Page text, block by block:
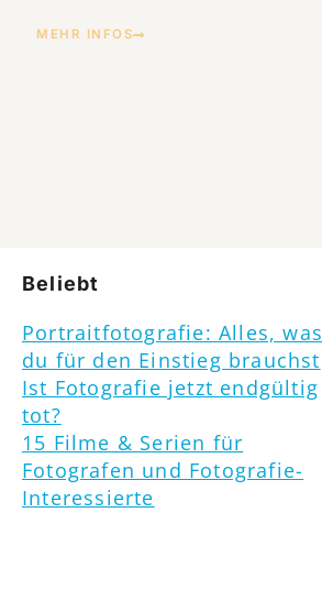
MEHR INFOS
Beliebt
Portraitfotografie: Alles, was
du für den Einstieg brauchst
Ist Fotografie jetzt endgültig
tot?
15 Filme & Serien für
Fotografen und Fotografie-
Interessierte